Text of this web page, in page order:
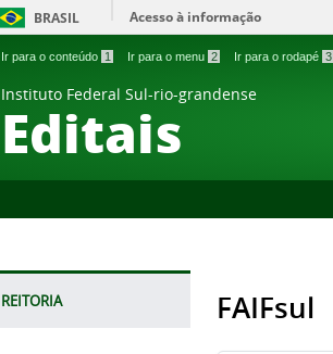
BRASIL Acesso à informação
Ir para o conteúdo 1 Ir para o menu 2 Ir para o rodapé 3
Instituto Federal Sul-rio-grandense
Editais
REITORIA FAIFsul